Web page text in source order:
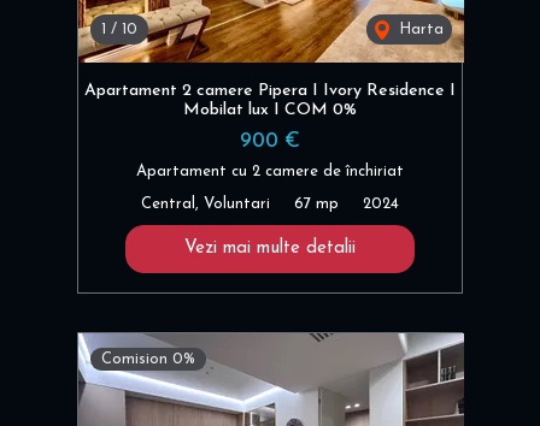
/ 10 Harta
Apartament 2 camere Pipera I Ivory Residence I
Mobilat lux I COM 0%
900 €
Apartament cu 2 camere de închiriat
Central, Voluntari 67 mp 2024
Vezi mai multe detalii
Comision 0%